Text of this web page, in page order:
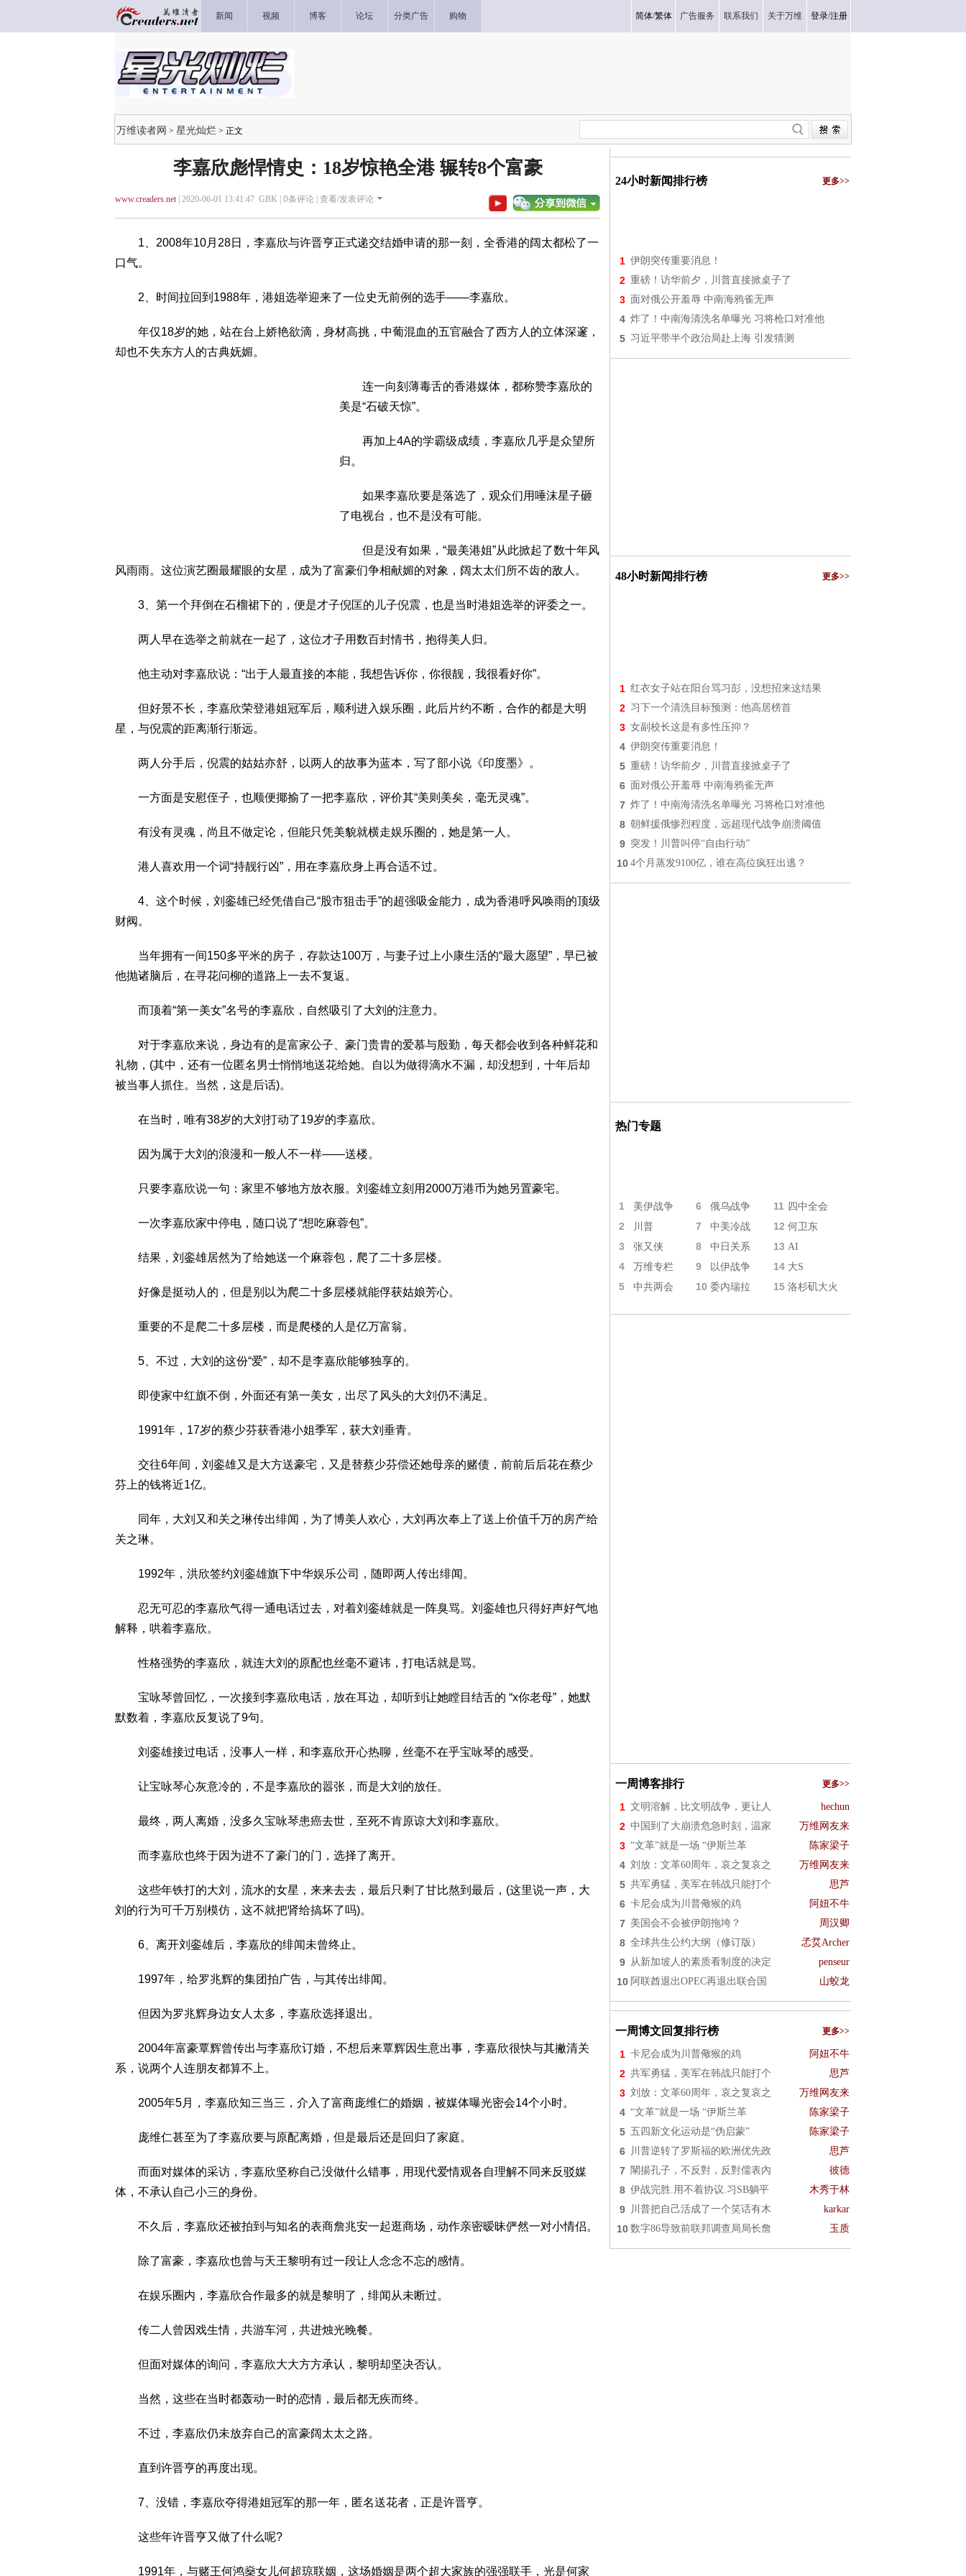
新闻 视频 博客 论坛 分类广告 购物 简体/繁体 广告服务 联系我们 关于万维 登录/注册
万维读者网 > 星光灿烂 > 正文
李嘉欣彪悍情史：18岁惊艳全港 辗转8个富豪
www.creaders.net| 2020-06-01 13:41:47 GBK | 0条评论 | 查看/发表评论
1、2008年10月28日，李嘉欣与许晋亨正式递交结婚申请的那一刻，全香港的阔太都松了一
口气。
2、时间拉回到1988年，港姐选举迎来了一位史无前例的选手——李嘉欣。
年仅18岁的她，站在台上娇艳欲滴，身材高挑，中葡混血的五官融合了西方人的立体深邃，
却也不失东方人的古典妩媚。
连一向刻薄毒舌的香港媒体，都称赞李嘉欣的
美是“石破天惊”。
再加上4A的学霸级成绩，李嘉欣几乎是众望所
归。
如果李嘉欣要是落选了，观众们用唾沫星子砸
了电视台，也不是没有可能。
但是没有如果，“最美港姐”从此掀起了数十年风
风雨雨。这位演艺圈最耀眼的女星，成为了富豪们争相献媚的对象，阔太太们所不齿的敌人。
3、第一个拜倒在石榴裙下的，便是才子倪匡的儿子倪震，也是当时港姐选举的评委之一。
两人早在选举之前就在一起了，这位才子用数百封情书，抱得美人归。
他主动对李嘉欣说：“出于人最直接的本能，我想告诉你，你很靓，我很看好你”。
但好景不长，李嘉欣荣登港姐冠军后，顺利进入娱乐圈，此后片约不断，合作的都是大明
星，与倪震的距离渐行渐远。
两人分手后，倪震的姑姑亦舒，以两人的故事为蓝本，写了部小说《印度墨》。
一方面是安慰侄子，也顺便揶揄了一把李嘉欣，评价其“美则美矣，毫无灵魂”。
有没有灵魂，尚且不做定论，但能只凭美貌就横走娱乐圈的，她是第一人。
港人喜欢用一个词“持靓行凶”，用在李嘉欣身上再合适不过。
4、这个时候，刘銮雄已经凭借自己“股市狙击手”的超强吸金能力，成为香港呼风唤雨的顶级
财阀。
当年拥有一间150多平米的房子，存款达100万，与妻子过上小康生活的“最大愿望”，早已被
他抛诸脑后，在寻花问柳的道路上一去不复返。
而顶着“第一美女”名号的李嘉欣，自然吸引了大刘的注意力。
对于李嘉欣来说，身边有的是富家公子、豪门贵胄的爱慕与殷勤，每天都会收到各种鲜花和
礼物，(其中，还有一位匿名男士悄悄地送花给她。自以为做得滴水不漏，却没想到，十年后却
被当事人抓住。当然，这是后话)。
在当时，唯有38岁的大刘打动了19岁的李嘉欣。
因为属于大刘的浪漫和一般人不一样——送楼。
只要李嘉欣说一句：家里不够地方放衣服。刘銮雄立刻用2000万港币为她另置豪宅。
一次李嘉欣家中停电，随口说了“想吃麻蓉包”。
结果，刘銮雄居然为了给她送一个麻蓉包，爬了二十多层楼。
好像是挺动人的，但是别以为爬二十多层楼就能俘获姑娘芳心。
重要的不是爬二十多层楼，而是爬楼的人是亿万富翁。
5、不过，大刘的这份“爱”，却不是李嘉欣能够独享的。
即使家中红旗不倒，外面还有第一美女，出尽了风头的大刘仍不满足。
1991年，17岁的蔡少芬获香港小姐季军，获大刘垂青。
交往6年间，刘銮雄又是大方送豪宅，又是替蔡少芬偿还她母亲的赌债，前前后后花在蔡少
芬上的钱将近1亿。
同年，大刘又和关之琳传出绯闻，为了博美人欢心，大刘再次奉上了送上价值千万的房产给
关之琳。
1992年，洪欣签约刘銮雄旗下中华娱乐公司，随即两人传出绯闻。
忍无可忍的李嘉欣气得一通电话过去，对着刘銮雄就是一阵臭骂。刘銮雄也只得好声好气地
解释，哄着李嘉欣。
性格强势的李嘉欣，就连大刘的原配也丝毫不避讳，打电话就是骂。
宝咏琴曾回忆，一次接到李嘉欣电话，放在耳边，却听到让她瞠目结舌的 “x你老母”，她默
默数着，李嘉欣反复说了9句。
刘銮雄接过电话，没事人一样，和李嘉欣开心热聊，丝毫不在乎宝咏琴的感受。
让宝咏琴心灰意冷的，不是李嘉欣的嚣张，而是大刘的放任。
最终，两人离婚，没多久宝咏琴患癌去世，至死不肯原谅大刘和李嘉欣。
而李嘉欣也终于因为进不了豪门的门，选择了离开。
这些年铁打的大刘，流水的女星，来来去去，最后只剩了甘比熬到最后，(这里说一声，大
刘的行为可千万别模仿，这不就把肾给搞坏了吗)。
6、离开刘銮雄后，李嘉欣的绯闻未曾终止。
1997年，给罗兆辉的集团拍广告，与其传出绯闻。
但因为罗兆辉身边女人太多，李嘉欣选择退出。
2004年富豪覃辉曾传出与李嘉欣订婚，不想后来覃辉因生意出事，李嘉欣很快与其撇清关
系，说两个人连朋友都算不上。
2005年5月，李嘉欣知三当三，介入了富商庞维仁的婚姻，被媒体曝光密会14个小时。
庞维仁甚至为了李嘉欣要与原配离婚，但是最后还是回归了家庭。
而面对媒体的采访，李嘉欣坚称自己没做什么错事，用现代爱情观各自理解不同来反驳媒
体，不承认自己小三的身份。
不久后，李嘉欣还被拍到与知名的表商詹兆安一起逛商场，动作亲密暧昧俨然一对小情侣。
除了富豪，李嘉欣也曾与天王黎明有过一段让人念念不忘的感情。
在娱乐圈内，李嘉欣合作最多的就是黎明了，绯闻从未断过。
传二人曾因戏生情，共游车河，共进烛光晚餐。
但面对媒体的询问，李嘉欣大大方方承认，黎明却坚决否认。
当然，这些在当时都轰动一时的恋情，最后都无疾而终。
不过，李嘉欣仍未放弃自己的富豪阔太太之路。
直到许晋亨的再度出现。
7、没错，李嘉欣夺得港姐冠军的那一年，匿名送花者，正是许晋亨。
这些年许晋亨又做了什么呢?
1991年，与赌王何鸿燊女儿何超琼联姻，这场婚姻是两个超大家族的强强联手，光是何家
24小时新闻排行榜 更多>>
1 伊朗突传重要消息！
2 重磅！访华前夕，川普直接掀桌子了
3 面对俄公开羞辱 中南海鸦雀无声
4 炸了！中南海清洗名单曝光 习将枪口对准他
5 习近平带半个政治局赴上海 引发猜测
48小时新闻排行榜 更多>>
1 红衣女子站在阳台骂习彭，没想招来这结果
2 习下一个清洗目标预测：他高居榜首
3 女副校长这是有多性压抑？
4 伊朗突传重要消息！
5 重磅！访华前夕，川普直接掀桌子了
6 面对俄公开羞辱 中南海鸦雀无声
7 炸了！中南海清洗名单曝光 习将枪口对准他
8 朝鲜援俄惨烈程度，远超现代战争崩溃阈值
9 突发！川普叫停“自由行动”
10 4个月蒸发9100亿，谁在高位疯狂出逃？
热门专题
1 美伊战争 6 俄乌战争 11 四中全会
2 川普 7 中美冷战 12 何卫东
3 张又侠 8 中日关系 13 AI
4 万维专栏 9 以伊战争 14 大S
5 中共两会 10 委内瑞拉 15 洛杉矶大火
一周博客排行 更多>>
1 文明溶解，比文明战争，更让人 hechun
2 中国到了大崩溃危急时刻，温家 万维网友来
3 “文革”就是一场 “伊斯兰革 陈家梁子
4 刘放：文革60周年，哀之复哀之 万维网友来
5 共军勇猛，美军在韩战只能打个 思芦
6 卡尼会成为川普儆猴的鸡 阿妞不牛
7 美国会不会被伊朗拖垮？ 周汉卿
8 全球共生公约大纲（修订版） 孞烎Archer
9 从新加坡人的素质看制度的决定 penseur
10 阿联酋退出OPEC再退出联合国 山蛟龙
一周博文回复排行榜 更多>>
1 卡尼会成为川普儆猴的鸡 阿妞不牛
2 共军勇猛，美军在韩战只能打个 思芦
3 刘放：文革60周年，哀之复哀之 万维网友来
4 “文革”就是一场 “伊斯兰革 陈家梁子
5 五四新文化运动是“伪启蒙” 陈家梁子
6 川普逆转了罗斯福的欧洲优先政 思芦
7 闡揚孔子，不反對，反對儒表內 彼德
8 伊战完胜.用不着协议.习SB躺平 木秀于林
9 川普把自己活成了一个笑话有木 karkar
10 数字86导致前联邦调查局局长詹 玉质